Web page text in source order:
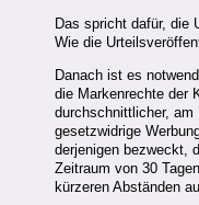
Das spricht dafür, die
Wie die
Danach ist es
die Markenrechte der
durchschnittlicher,
gesetzwidrige
derjenigen bezweckt,
Zeitraum von 30
kürzeren Abständen